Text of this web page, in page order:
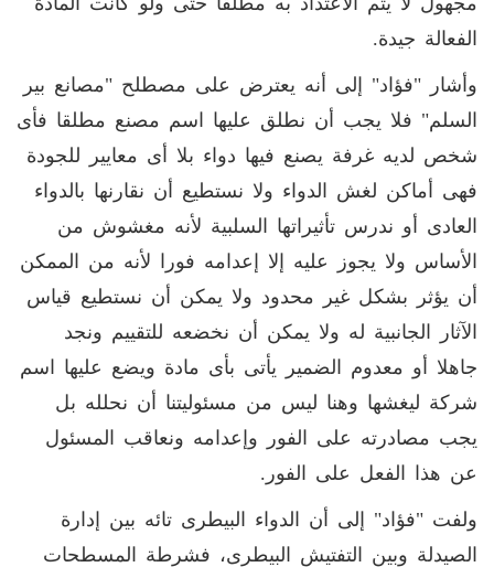
الفعالة جيدة.
وأشار "فؤاد" إلى أنه يعترض على مصطلح "مصانع بير
السلم" فلا يجب أن نطلق عليها اسم مصنع مطلقا فأى
شخص لديه غرفة يصنع فيها دواء بلا أى معايير للجودة
فهى أماكن لغش الدواء ولا نستطيع أن نقارنها بالدواء
العادى أو ندرس تأثيراتها السلبية لأنه مغشوش من
الأساس ولا يجوز عليه إلا إعدامه فورا لأنه من الممكن
أن يؤثر بشكل غير محدود ولا يمكن أن نستطيع قياس
الآثار الجانبية له ولا يمكن أن نخضعه للتقييم ونجد
جاهلا أو معدوم الضمير يأتى بأى مادة ويضع عليها اسم
شركة ليغشها وهنا ليس من مسئوليتنا أن نحلله بل
يجب مصادرته على الفور وإعدامه ونعاقب المسئول
عن هذا الفعل على الفور.
ولفت "فؤاد" إلى أن الدواء البيطرى تائه بين إدارة
الصيدلة وبين التفتيش البيطرى، فشرطة المسطحات